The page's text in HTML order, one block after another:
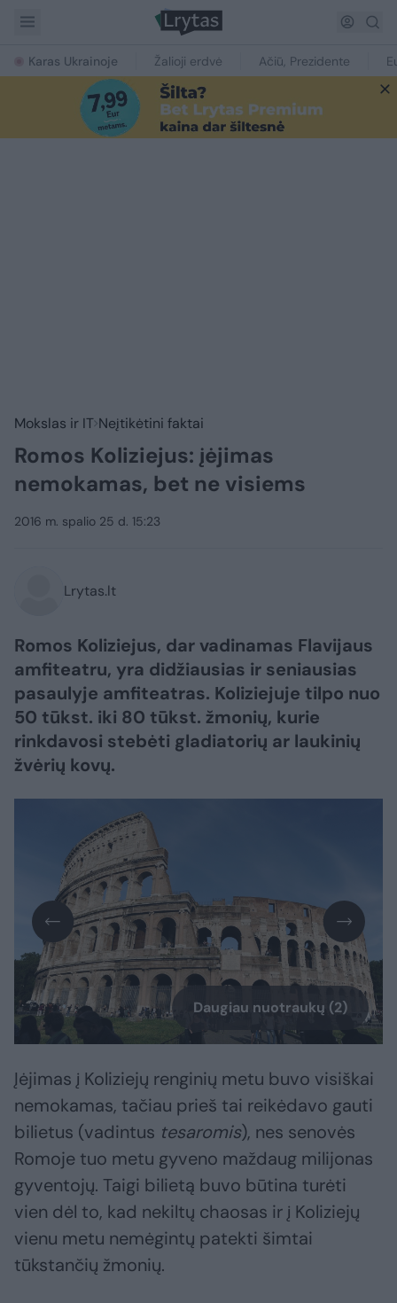
Karas Ukrainoje Žalioji erdvė Ačiū, Prezidente
Mokslas ir IT Neįtikėtini faktai
Romos Koliziejus: įėjimas
nemokamas, bet ne visiems
2016 m. spalio 25 d. 15:23
Lrytas.lt
Romos Koliziejus, dar vadinamas Flavijaus
amfiteatru, yra didžiausias ir seniausias
pasaulyje amfiteatras. Koliziejuje tilpo nuo
50 tūkst. iki 80 tūkst. žmonių, kurie
rinkdavosi stebėti gladiatorių ar laukinių
žvėrių kovų.
Daugiau nuotraukų (2)
Įėjimas į Koliziejų renginių metu buvo visiškai
nemokamas, tačiau prieš tai reikėdavo gauti
bilietus (vadintus tesaromis), nes senovės
Romoje tuo metu gyveno maždaug milijonas
gyventojų. Taigi bilietą buvo būtina turėti
vien dėl to, kad nekiltų chaosas ir į Koliziejų
vienu metu nemėgintų patekti šimtai
tūkstančių žmonių.